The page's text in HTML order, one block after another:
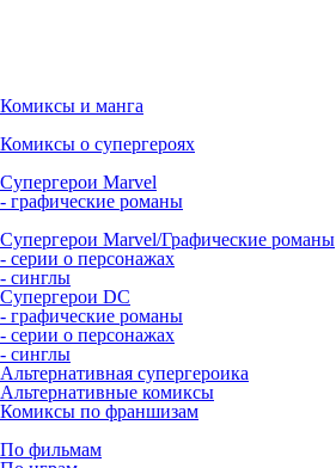
Комиксы и манга
Комиксы о супергероях
Супергерои Marvel
- графические романы
Супергерои Marvel/Графические романы
- серии о персонажах
- синглы
Супергерои DC
- графические романы
- серии о персонажах
- синглы
Альтернативная супергероика
Альтернативные комиксы
Комиксы по франшизам
По фильмам